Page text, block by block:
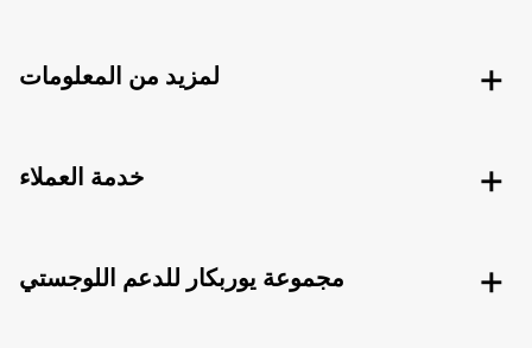
لمزيد من المعلومات
خدمة العملاء
مجموعة يوربكار للدعم اللوجستي